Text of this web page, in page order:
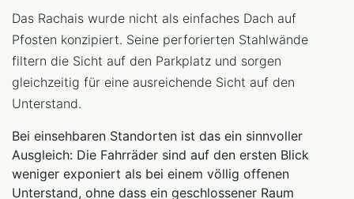
Das Rachais wurde nicht als einfaches Dach auf
Pfosten konzipiert. Seine perforierten Stahlwände
filtern die Sicht auf den Parkplatz und sorgen
gleichzeitig für eine ausreichende Sicht auf den
Unterstand.
Bei einsehbaren Standorten ist das ein sinnvoller
Ausgleich: Die Fahrräder sind auf den ersten Blick
weniger exponiert als bei einem völlig offenen
Unterstand, ohne dass ein geschlossener Raum